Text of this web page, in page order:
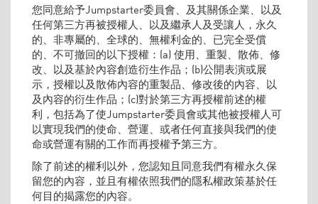
您同意給予Jumpstarter委員會、及其關係企業、以及
任何第三方再被授權人、以及繼承人及受讓人，永久
的、非專屬的、全球的、無權利金的、已完全受償
的、不可撤回的以下授權：(a) 使用、重製、散佈、修
改、以及基於內容創造衍生作品；(b)公開表演或展
示，授權以及散佈內容的重製品、修改後的內容、以
及內容的衍生作品；(c)對於第三方再授權前述的權
利，包括為了使Jumpstarter委員會或其他被授權人可
以實現我們的使命、營運、或者任何直接與我們的使
命或營運有關的工作而再授權予第三方。
除了前述的權利以外，您認知且同意我們有權永久保
留您的內容，並且有權依照我們的隱私權政策基於任
何目的揭露您的內容。